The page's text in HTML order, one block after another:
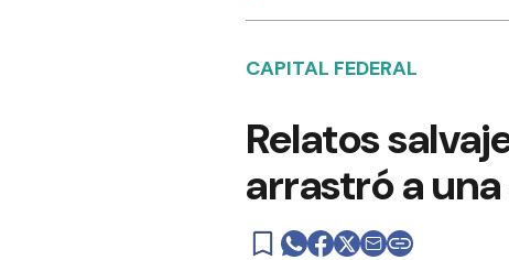
CAPITAL FEDERAL
Relatos
arrastró a